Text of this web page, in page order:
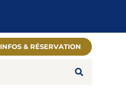
INFOS & RÉSERVATION